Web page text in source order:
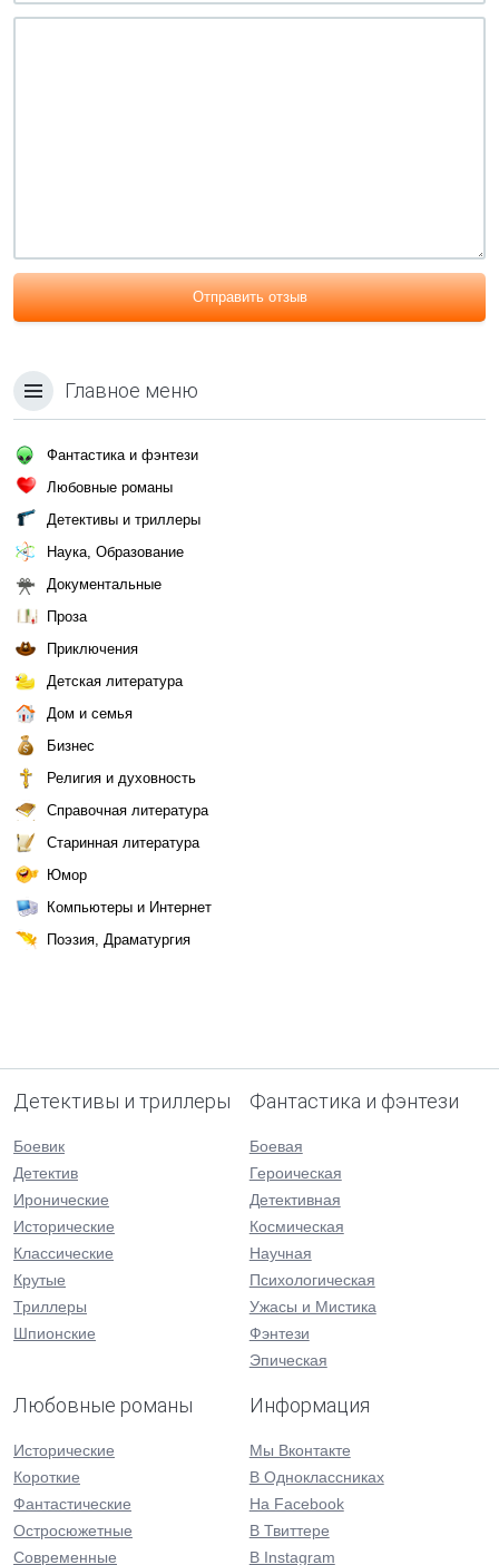
Отправить отзыв
Главное меню
Фантастика и фэнтези
Любовные романы
Детективы и триллеры
Наука, Образование
Документальные
Проза
Приключения
Детская литература
Дом и семья
Бизнес
Религия и духовность
Справочная литература
Старинная литература
Юмор
Компьютеры и Интернет
Поэзия, Драматургия
Детективы и триллеры
Боевик
Детектив
Иронические
Исторические
Классические
Крутые
Триллеры
Шпионские
Фантастика и фэнтези
Боевая
Героическая
Детективная
Космическая
Научная
Психологическая
Ужасы и Мистика
Фэнтези
Эпическая
Любовные романы
Исторические
Короткие
Фантастические
Остросюжетные
Современные
Информация
Мы Вконтакте
В Одноклассниках
На Facebook
В Твиттере
В Instagram